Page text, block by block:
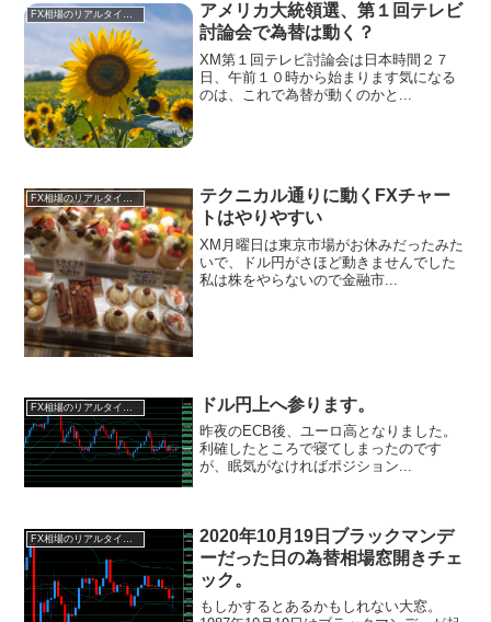
アメリカ大統領選、第１回テレビ
討論会で為替は動く？
XM第１回テレビ討論会は日本時間２７
日、午前１０時から始まります気になる
のは、これで為替が動くのかと...
FX相場のリアルタイム情報
テクニカル通りに動くFXチャー
トはやりやすい
XM月曜日は東京市場がお休みだったみた
いで、ドル円がさほど動きませんでした
私は株をやらないので金融市...
FX相場のリアルタイム情報 ドル円上へ参ります。
昨夜のECB後、ユーロ高となりました。
利確したところで寝てしまったのです
が、眠気がなければポジション...
2020年10月19日ブラックマンデ
ーだった日の為替相場窓開きチェ
ック。
もしかするとあるかもしれない大窓。